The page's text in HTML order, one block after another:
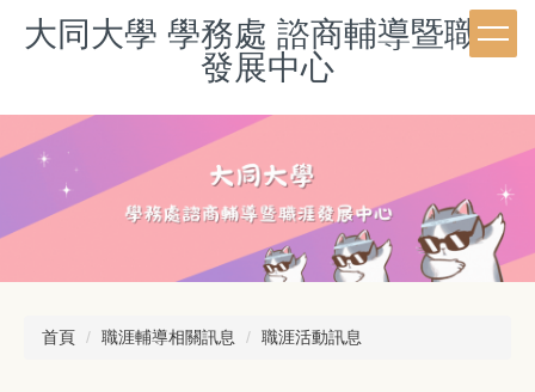
內
容
大同大學 學務處 諮商輔導暨職涯
發展中心
首頁 職涯輔導相關訊息 職涯活動訊息